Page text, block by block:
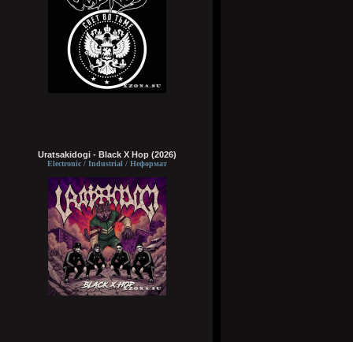
Uratsakidogi - Black X Hop (2026)
Electronic / Industrial / Неформат